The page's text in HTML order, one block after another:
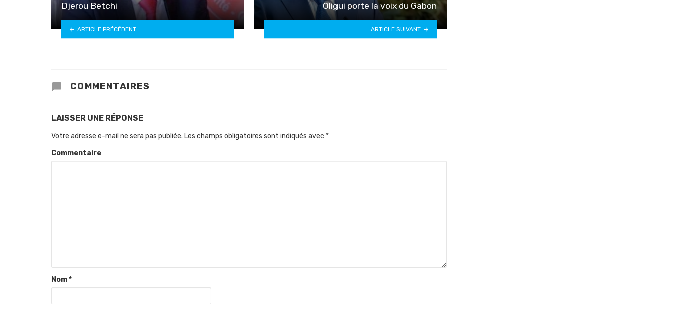
Djerou Betchi
ARTICLE PRÉCÉDENT
Oligui porte la voix du Gabon
ARTICLE SUIVANT
COMMENTAIRES
LAISSER UNE RÉPONSE
Votre adresse e-mail ne sera pas publiée. Les champs obligatoires sont indiqués avec *
Commentaire
Nom*